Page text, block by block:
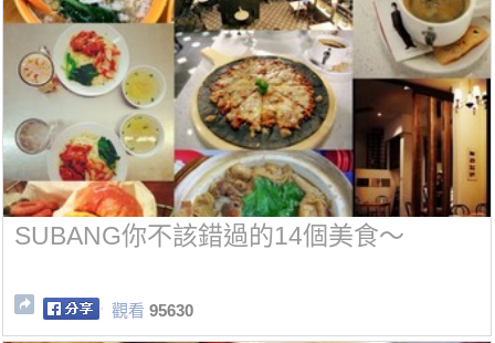
SUBANG你不該錯過的14個美食～
觀看 95630